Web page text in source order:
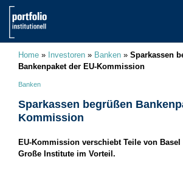
Home » Investoren » Banken » Sparkassen
Bankenpaket der EU-Kommission
Banken
Sparkassen begrüßen
Kommission
EU-Kommission verschiebt Teile von Basel
Große Institute im Vorteil.